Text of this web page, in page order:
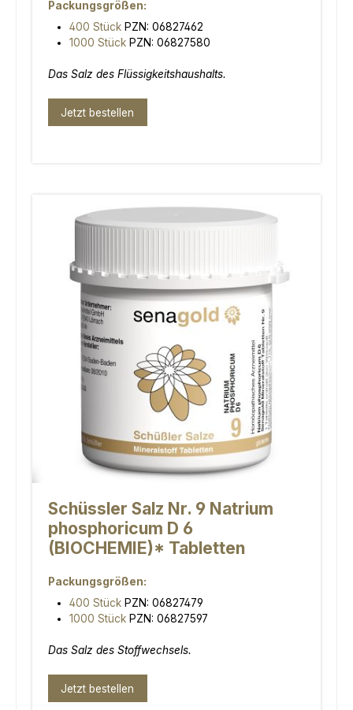
Packungsgrößen:
400 Stück PZN: 06827462
1000 Stück PZN: 06827580
Das Salz des Flüssigkeitshaushalts.
Jetzt bestellen
Schüssler Salz Nr. 9 Natrium
phosphoricum D 6
(BIOCHEMIE)* Tabletten
Packungsgrößen:
400 Stück PZN: 06827479
1000 Stück PZN: 06827597
Das Salz des Stoffwechsels.
Jetzt bestellen